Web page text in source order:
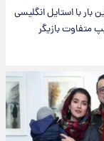
بار با استایل انگلیسی
متفاوت بازیگر